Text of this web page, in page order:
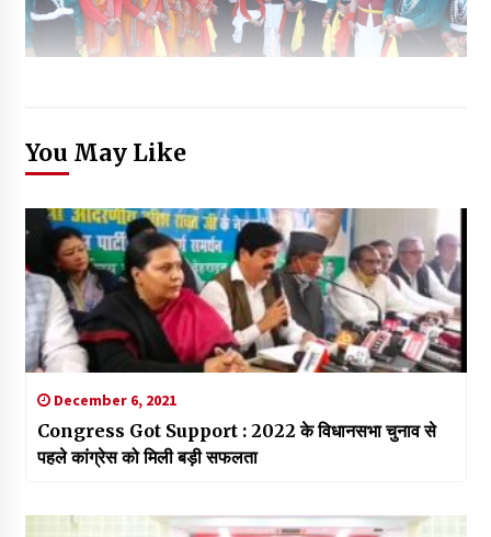
You May Like
December 6, 2021
Congress Got Support : 2022 के विधानसभा चुनाव से
पहले कांग्रेस को मिली बड़ी सफलता